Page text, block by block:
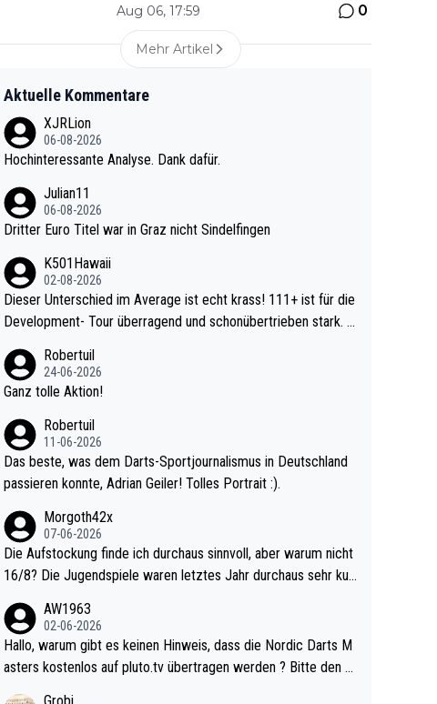
Aug 06, 17:59 0
Mehr Artikel
Aktuelle Kommentare
XJRLion
06-08-2026
Hochinteressante Analyse. Dank dafür.
Julian11
06-08-2026
Dritter Euro Titel war in Graz nicht Sindelfingen
K501Hawaii
02-08-2026
Dieser Unterschied im Average ist echt krass! 111+ ist für die
Development- Tour überragend und schonübertrieben stark. U
e mal 40+ erst recht. Da gewinnst keinen Blumentopf - ist ja n
och krasser wie ein Pokalspiel eines Kreisligisten vs einem Bu
Robertuil
24-06-2026
Ganz tolle Aktion!
Robertuil
11-06-2026
Das beste, was dem Darts-Sportjournalismus in Deutschland
passieren konnte, Adrian Geiler! Tolles Portrait :).
Morgoth42x
07-06-2026
Die Aufstockung finde ich durchaus sinnvoll, aber warum nicht
16/8? Die Jugendspiele waren letztes Jahr durchaus sehr kur
l. Allerdings ist Mitchell Lawrie als Nummer 1 der Welt eh quali
fiziert. Somit ändert die automatische Qualifikation des Weltm
eisters erstmal nichts. Ich denke sie wollen damit für nächste
AW1963
02-06-2026
Hallo, warum gibt es keinen Hinweis, dass die Nordic Darts M
asters kostenlos auf pluto.tv übertragen werden ? Bitte den A